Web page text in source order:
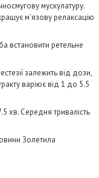
мускулатуру.
м'язову релаксацію
встановити ретельне
залежить від дози,
варіює від 1 до 5.5
хв. Середня тривалість
Золетила